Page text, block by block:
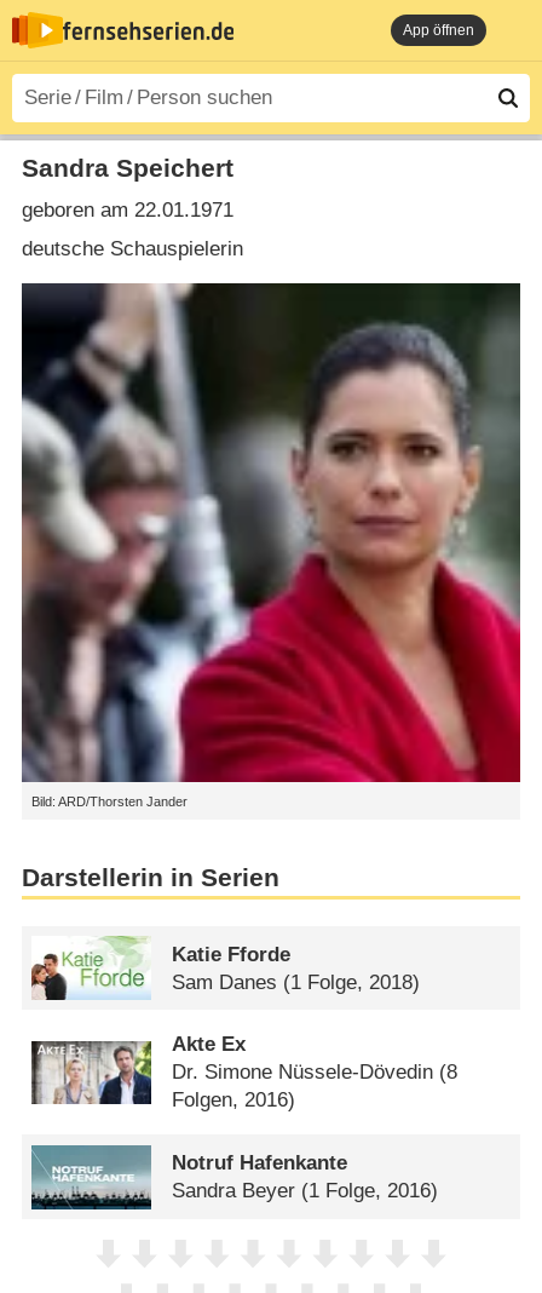
App öffnen
Bild: ARD/Thorsten Jander
Sandra Speichert
geboren am 22.01.1971
deutsche Schauspielerin
Darstellerin in Serien
Katie Fforde
Sam Danes (1 Folge, 2018)
Akte Ex
Dr. Simone Nüssele-Dövedin (8
Folgen, 2016)
Notruf Hafenkante
Sandra Beyer (1 Folge, 2016)